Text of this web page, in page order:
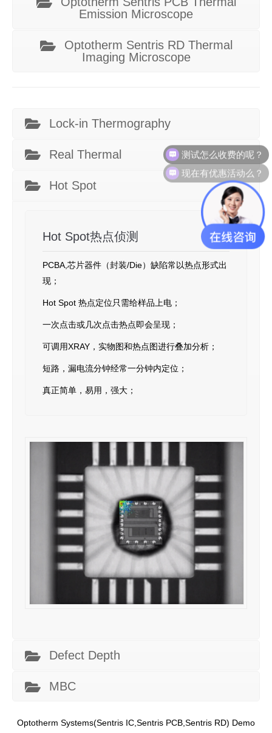
Emission Microscope
Optotherm Sentris RD Thermal
Imaging Microscope
Lock-in Thermography
Real Thermal
Hot Spot
Hot Spot热点侦测
PCBA,芯片器件（封装/Die）缺陷常以热点形式出
现；
Hot Spot 热点定位只需给样品上电；
一次点击或几次点击热点即会呈现；
可调用XRAY，实物图和热点图进行叠加分析；
短路，漏电流分钟经常一分钟内定位；
真正简单，易用，强大；
Defect Depth
MBC
Optotherm Systems(Sentris IC,Sentris PCB,Sentris RD) Demo
现在有优惠活动么？